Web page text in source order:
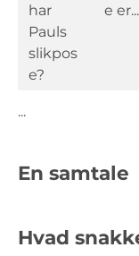
har
Pauls
slikpos
e?
e er...
...
En samtale
Hvad